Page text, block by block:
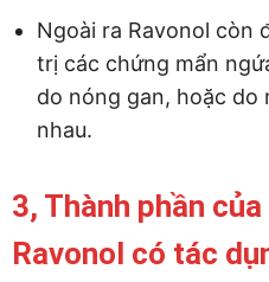
Ngoài ra Ravonol còn
trị các chứng mẩn
do nóng gan, hoặc do
nhau.
3, Thành phần
Ravonol có tác